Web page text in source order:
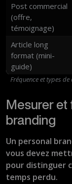
Post commercial
(offre,
témoignage)
Article long
format (mini-
guide)
Fréquence et types
Mesurer et
branding
Un personal
vous devez
pour distinguer
temps perdu.